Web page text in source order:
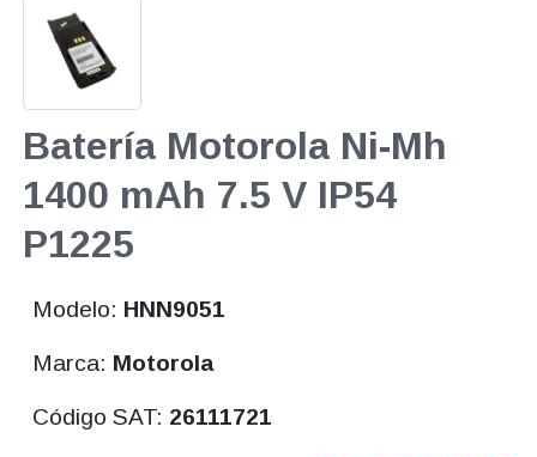
Batería Motorola Ni-Mh
1400 mAh 7.5 V IP54
P1225
Modelo: HNN9051
Marca: Motorola
Código SAT: 26111721